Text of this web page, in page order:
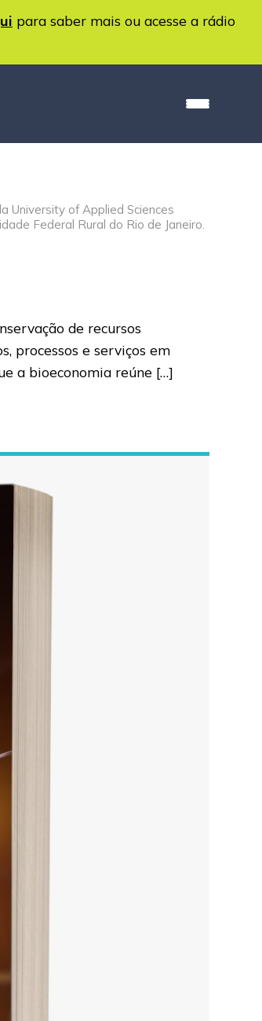
para saber mais ou acesse a rádio
University of Applied Sciences
Federal Rural do Rio de Janeiro.
de recursos
processos e serviços em
a bioeconomia reúne […]